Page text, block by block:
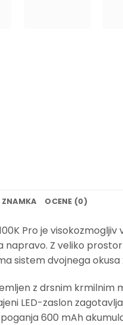
ZNAMKA OCENE (0)
Pro je
napravo. Z veliko
sistem dvojnega
z drsnim
LED-zaslon
600 mAh